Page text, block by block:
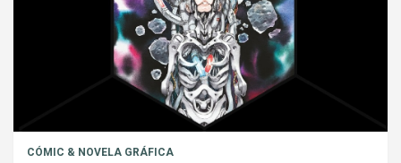
CÓMIC & NOVELA GRÁFICA